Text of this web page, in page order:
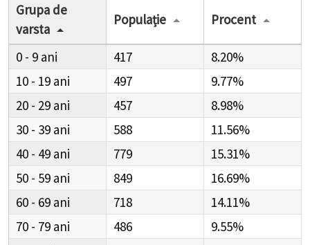
Grupa de
varsta
Populație Procent
0 - 9 417
8.20%
10 - 19
497
9.77%
20 - 29
457
8.98%
30 - 39
588
11.56%
40 - 49
779
15.31%
50 - 59
849
16.69%
60 - 69
718
14.11%
70 - 79
486
9.55%